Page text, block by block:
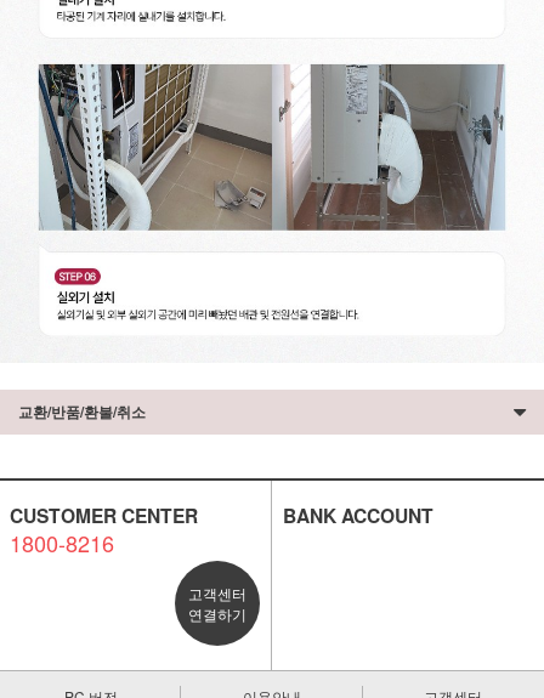
교환/반품/환불/취소
CUSTOMER CENTER
1800-8216
고객센터
연결하기
BANK ACCOUNT